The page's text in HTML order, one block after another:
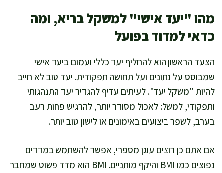
מהו "יעד אישי" למשקל בריא, ומה
כדאי למדוד בפועל
הצעד הראשון הוא להחליף יעד כללי ועמום ביעד אישי
שמבוסס על נתונים ועל תחושה תפקודית. יעד טוב לא חייב
להיות "משקל יעד". לעיתים עדיף להגדיר יעד התנהגותי
ותפקודי, למשל: לאכול מסודר יותר, להרגיש פחות רעב
בערב, לשפר ביצועים באימונים או לישון טוב יותר.
אם אתם כן רוצים עוגן מספרי, אפשר להשתמש במדדים
נפוצים כמו BMI והיקף מותניים. BMI הוא מדד פשוט שמחבר